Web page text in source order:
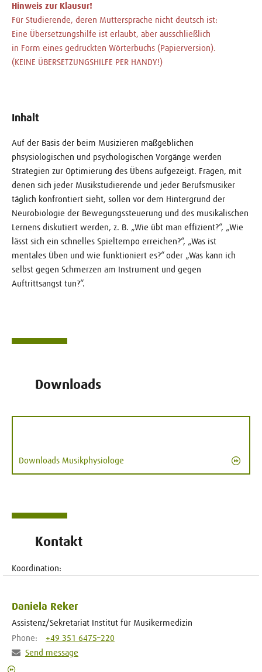
Hinweis zur Klausur!
Für Studierende, deren Muttersprache nicht deutsch ist:
Eine Übersetzungshilfe ist erlaubt, aber ausschließlich
in Form eines gedruckten Wörterbuchs (Papierversion).
(KEINE ÜBERSETZUNGSHILFE PER HANDY!)
Inhalt
Auf der Basis der beim Musizieren maßgeblichen
phsysiologischen und psychologischen Vorgänge werden
Strategien zur Optimierung des Übens aufgezeigt. Fragen, mit
denen sich jeder Musikstudierende und jeder Berufsmusiker
täglich konfrontiert sieht, sollen vor dem Hintergrund der
Neurobiologie der Bewegungssteuerung und des musikalischen
Lernens diskutiert werden, z. B. „Wie übt man effizient?“, „Wie
lässt sich ein schnelles Spieltempo erreichen?“, „Was ist
mentales Üben und wie funktioniert es?“ oder „Was kann ich
selbst gegen Schmerzen am Instrument und gegen
Auftrittsangst tun?“.
Downloads
Downloads Musikphysiologe
Kontakt
Koordination:
Daniela Reker
Assistenz/Sekretariat Institut für Musikermedizin
Phone:
+49 351 6475–220
Send message